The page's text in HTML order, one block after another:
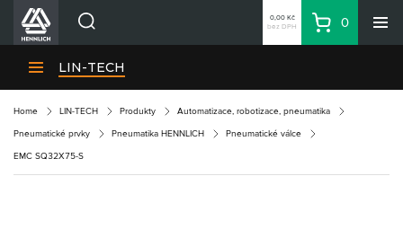
Divize HENNLICH
Blog
0,00 Kč
bez DPH
Košík
0
LIN-TECH
Home LIN-TECH Produkty Automatizace, robotizace, pneumatika
Pneumatické prvky Pneumatika HENNLICH Pneumatické válce
EMC SQ32X75-S